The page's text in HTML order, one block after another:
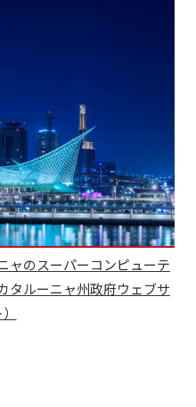
ャのスーパーコンピューテ
タルーニャ州政府ウェブサ